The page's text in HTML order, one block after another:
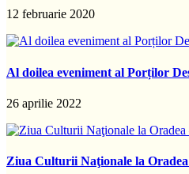
12 februarie 2020
Al doilea eveniment al Porților
26 aprilie 2022
Ziua Culturii Naţionale la